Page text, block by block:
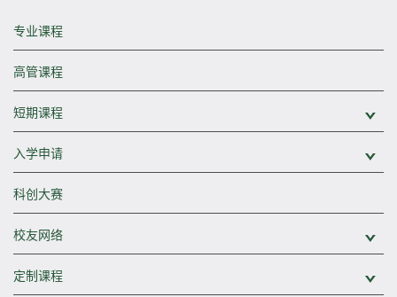
专业课程
高管课程
短期课程
入学申请
科创大赛
校友网络
定制课程